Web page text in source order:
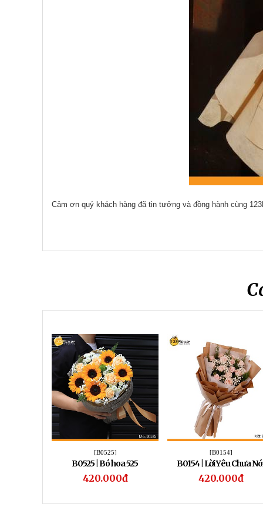
Cảm ơn quý khách hàng đã tin tưởng và đồng hành cùng
[B0525]
B0525 | Bó hoa 525
420.000đ
[B0154]
B0154 | Lời Yêu Chưa
420.000đ